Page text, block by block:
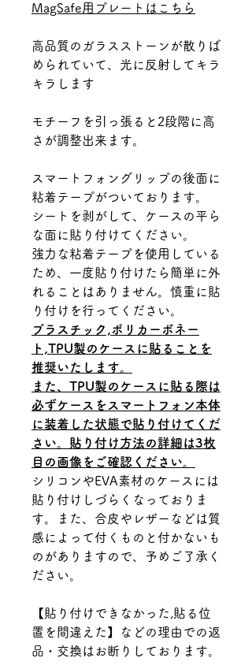
MagSafe用プレートはこちら
高品質のガラスストーンが散りば
められていて、光に反射してキラ
キラします
モチーフを引っ張ると2段階に高
さが調整出来ます。
スマートフォングリップの後面に
粘着テープがついております。
シートを剥がして、ケースの平ら
な面に貼り付けてください。
強力な粘着テープを使用している
ため、一度貼り付けたら簡単に外
れることはありません。慎重に貼
り付けを行ってください。
プラスチック,ポリカーボネー
ト,TPU製のケースに貼ることを
推奨いたします。
また、TPU製のケースに貼る際は
必ずケースをスマートフォン本体
に装着した状態で貼り付けてくだ
さい。貼り付け方法の詳細は3枚
目の画像をご確認ください。
シリコンやEVA素材のケースには
貼り付けしづらくなっておりま
す。また、合皮やレザーなどは質
感によって付くものと付かないも
のがありますので、予めご了承く
ださい。
【貼り付けできなかった,貼る位
置を間違えた】などの理由での返
品・交換はお断りしております。